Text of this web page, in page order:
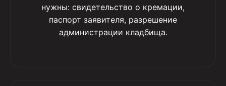
нужны: свидетельство о кремации,
паспорт заявителя, разрешение
администрации кладбища.